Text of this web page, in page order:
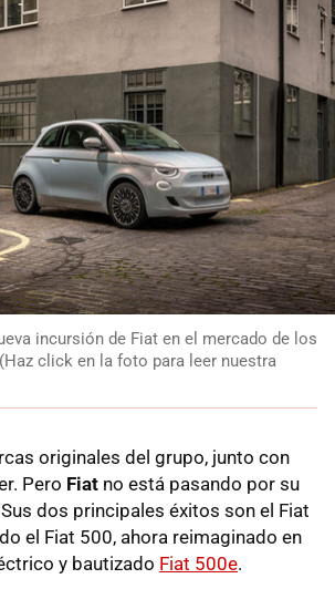
incursión de Fiat en el mercado de los
click en la foto para leer nuestra
originales del grupo, junto con
Pero Fiat no está pasando por su
dos principales éxitos son el Fiat
el Fiat 500, ahora reimaginado en
y bautizado Fiat 500e.